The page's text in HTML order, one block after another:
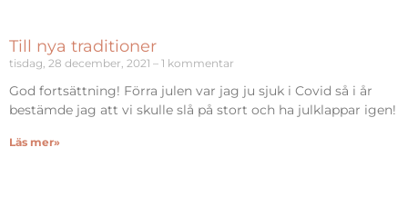
Till nya traditioner
tisdag, 28 december, 2021 1 kommentar
God fortsättning! Förra julen var jag ju sjuk i Covid så i år
bestämde jag att vi skulle slå på stort och ha julklappar igen!
Läs mer»